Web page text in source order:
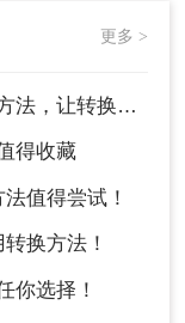
更多 >
工作轻松完成！
得收藏
值得尝试！
换方法！
你选择！